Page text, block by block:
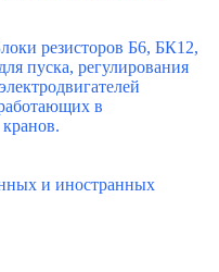
резисторов Б6, БК12,
пуска, регулирования
в
и иностранных